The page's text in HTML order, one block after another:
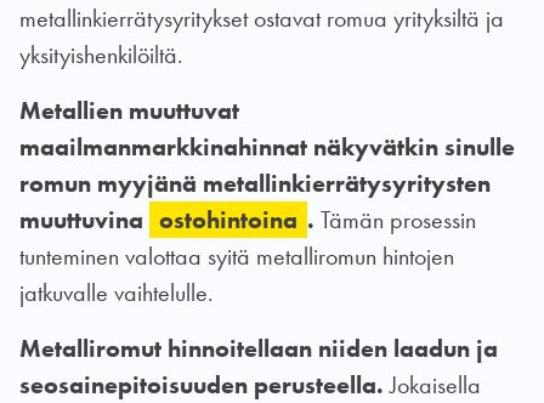
metallinkierrätysyritykset ostavat romua yrityksiltä ja
yksityishenkilöiltä.
Metallien muuttuvat
maailmanmarkkinahinnat näkyvätkin sinulle
romun myyjänä metallinkierrätysyritysten
muuttuvina ostohintoina . Tämän prosessin
tunteminen valottaa syitä metalliromun hintojen
jatkuvalle vaihtelulle.
Metalliromut hinnoitellaan niiden laadun ja
seosainepitoisuuden perusteella.Jokaisella